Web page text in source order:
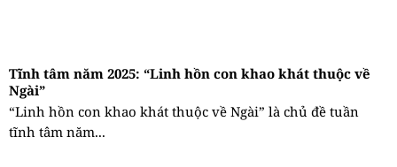
Tĩnh tâm năm 2025: “Linh hồn con khao khát thuộc về
Ngài”
“Linh hồn con khao khát thuộc về Ngài” là chủ đề tuần
tĩnh tâm năm...